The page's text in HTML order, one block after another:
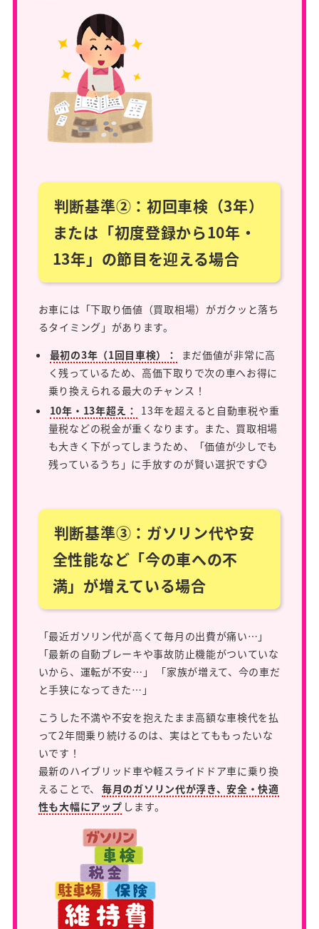
判断基準②：初回車検（3年）
または「初度登録から10年・
13年」の節目を迎える場合
お車には「下取り価値（買取相場）がガクッと落ち
るタイミング」があります。
最初の3年（1回目車検）：
まだ価値が非常に高
く残っているため、高価下取りで次の車へお得に
乗り換えられる最大のチャンス！
10年・13年超え： 13年を超えると自動車税や重
量税などの税金が重くなります。また、買取相場
も大きく下がってしまうため、「価値が少しでも
残っているうち」に手放すのが賢い選択です💮
判断基準③：ガソリン代や安
全性能など「今の車への不
満」が増えている場合
「最近ガソリン代が高くて毎月の出費が痛い…」
「最新の自動ブレーキや事故防止機能がついていな
いから、運転が不安…」 「家族が増えて、今の車だ
と手狭になってきた…」
こうした不満や不安を抱えたまま高額な車検代を払
って2年間乗り続けるのは、実はとてももったいな
いです！
最新のハイブリッド車や軽スライドドア車に乗り換
えることで、 毎月のガソリン代が浮き、安全・快適
性も大幅にアップ します。